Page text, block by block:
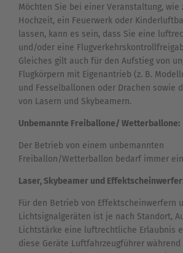
Möchten Sie bei einer Veranstaltung,
Hochzeit, ein Feuerwerk oder
lassen, kann es sein, dass Sie eine
und/oder eine
Gleiches gilt auch für den Aufstieg von
Flugkörpern mit Eigenantrieb (z. B.
und Fesselballonen oder Drachen sowie
von Lasern und Skybeamern.
Unbemannte Freiballone/ Wetterballone:
Der Betrieb von einem unbemannten
Freiballon/Wetterballon bedarf immer
Laser, Skybeamer und
Für den Betrieb von Effektscheinwerfern
Lichtsignalgeräten ist je nach Standort,
Lichtstärke eine luftrechtliche Erlaubnis
diese Geräte Luftfahrzeugführer während